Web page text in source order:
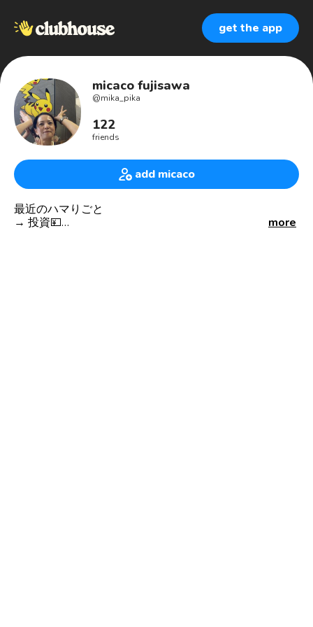
get the app
micaco fujisawa
@mika_pika
122
friends
add micaco
最近のハマりごと
→ 投資💴
more